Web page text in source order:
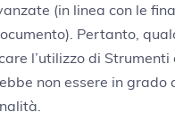
(in linea con le
Pertanto,
l’utilizzo di Strumenti
non essere in grado